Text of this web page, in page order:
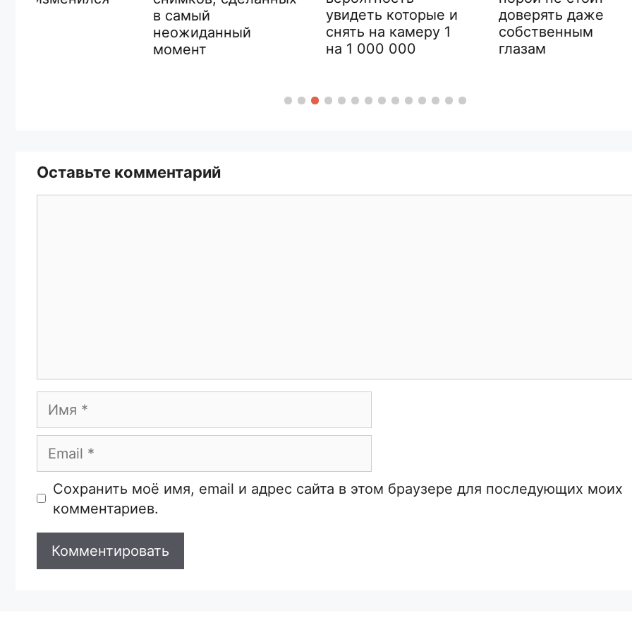
увидеть которые и
снять на камеру 1
доверять даже
собственным
глазам
узнали в
Оставьте комментарий
Имя
Email
Сайт
Сохранить моё имя, email и адрес сайта в этом браузере для последующих моих
комментариев.